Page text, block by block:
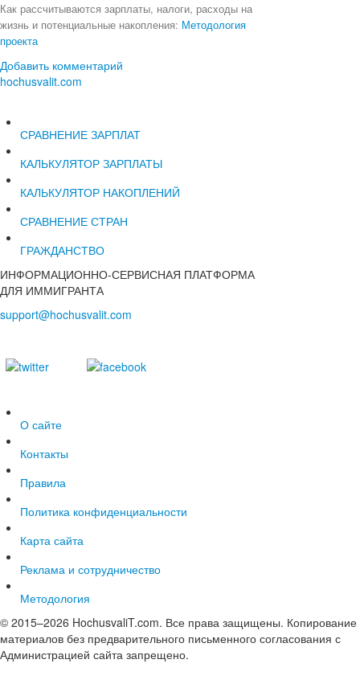
Как рассчитываются зарплаты, налоги, расходы на
жизнь и потенциальные накопления: Методология
проекта
Добавить комментарий
hochusvalit.com
СРАВНЕНИЕ ЗАРПЛАТ
КАЛЬКУЛЯТОР ЗАРПЛАТЫ
КАЛЬКУЛЯТОР НАКОПЛЕНИЙ
СРАВНЕНИЕ СТРАН
ГРАЖДАНСТВО
ИНФОРМАЦИОННО-СЕРВИСНАЯ ПЛАТФОРМА
ДЛЯ ИММИГРАНТА
support@hochusvalit.com
О сайте
Контакты
Правила
Политика конфиденциальности
Карта сайта
Реклама и сотрудничество
Методология
© 2015–2026 HochusvaliT.com. Все права защищены. Копирование
материалов без предварительного письменного согласования с
Администрацией сайта запрещено.